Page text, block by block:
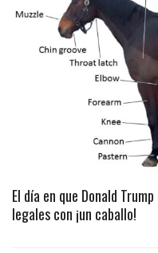
El día en que Donald
legales con ¡un caballo!